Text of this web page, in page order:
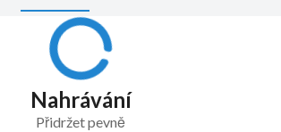
Nahrávání
Přidržet pevně